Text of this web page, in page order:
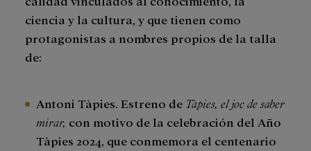
ciencia y la cultura, y que tienen como
protagonistas a nombres propios de la talla
de:
Antoni Tàpies. Estreno de Tàpies, el joc de saber
mirar, con motivo de la celebración del Año
Tàpies 2024, que conmemora el centenario